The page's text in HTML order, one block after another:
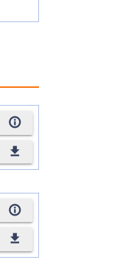
info_outline
file_download
info_outline
file_download